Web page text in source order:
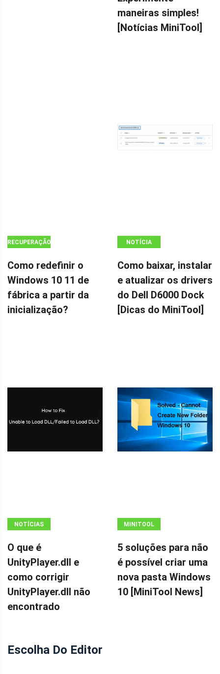
maneiras simples!
[Notícias MiniTool]
RECUPERAÇÃO
Como redefinir o
Windows 10 11 de
fábrica a partir da
inicialização?
NOTÍCIA
Como baixar, instalar
e atualizar os drivers
do Dell D6000 Dock
[Dicas do MiniTool]
NOTÍCIAS
O que é
UnityPlayer.dll e
como corrigir
UnityPlayer.dll não
encontrado
MINITOOL
5 soluções para não
é possível criar uma
nova pasta Windows
10 [MiniTool News]
Escolha Do Editor